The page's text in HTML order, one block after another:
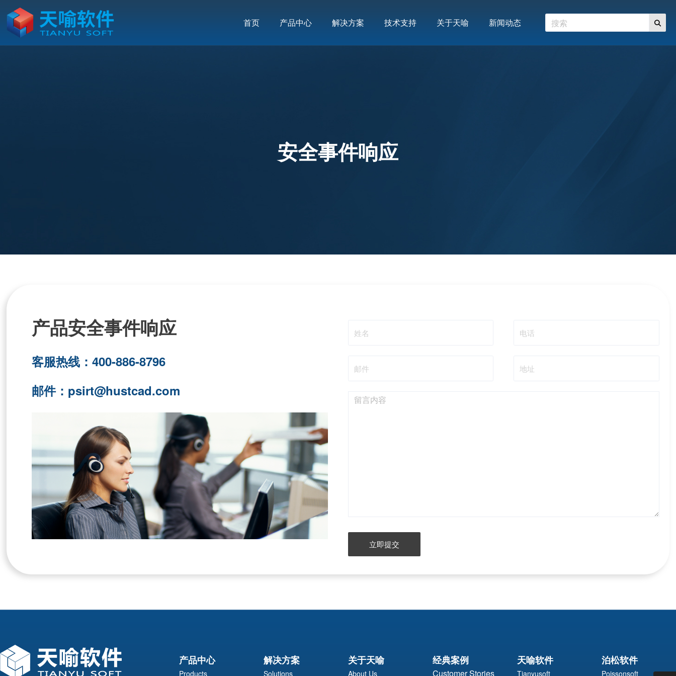
首页 产品中心 解决方案 技术支持 关于天喻 新闻动态
安全事件响应
产品安全事件响应
客服热线：400-886-8796
邮件：psirt@hustcad.com
立即提交
产品中心
Products
解决方案
Solutions
关于天喻
About Us
经典案例
Customer Stories
天喻软件
Tianyusoft
泊松软件
Poissonsoft